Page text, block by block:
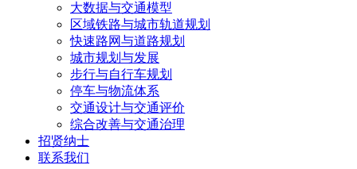
大数据与交通模型
区域铁路与城市轨道规划
快速路网与道路规划
城市规划与发展
步行与自行车规划
停车与物流体系
交通设计与交通评价
综合改善与交通治理
招贤纳士
联系我们